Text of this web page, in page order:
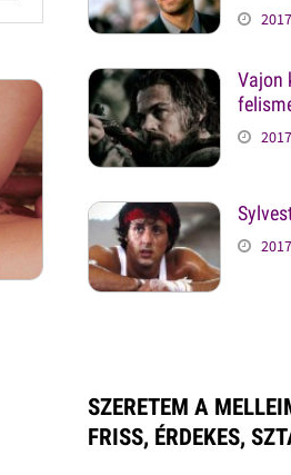
Vajon
SZERETEM A
FRISS, ÉRDEKES,